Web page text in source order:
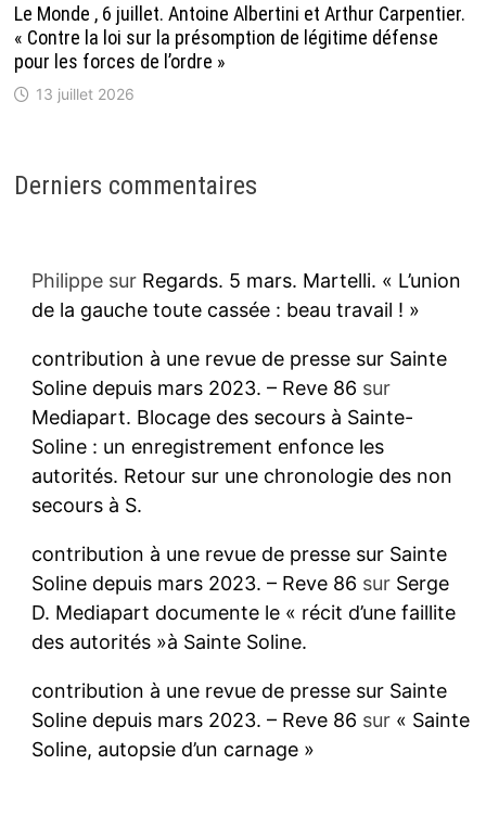
Le Monde , 6 juillet. Antoine Albertini et Arthur Carpentier.
« Contre la loi sur la présomption de légitime défense
pour les forces de l’ordre »
13 juillet 2026
Derniers commentaires
Philippesur Regards. 5 mars. Martelli. « L’union
de la gauche toute cassée : beau travail ! »
contribution à une revue de presse sur Sainte
Soline depuis mars 2023. – Reve 86 sur
Mediapart. Blocage des secours à Sainte-
Soline : un enregistrement enfonce les
autorités. Retour sur une chronologie des non
secours à S.
contribution à une revue de presse sur Sainte
Soline depuis mars 2023. – Reve 86 sur Serge
D. Mediapart documente le « récit d’une faillite
des autorités »à Sainte Soline.
contribution à une revue de presse sur Sainte
Soline depuis mars 2023. – Reve 86 sur « Sainte
Soline, autopsie d’un carnage »